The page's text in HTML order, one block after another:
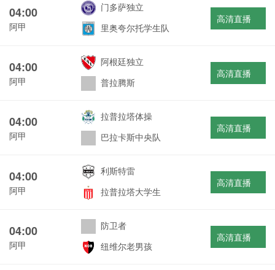
04:00
阿甲
门多萨独立
里奥夸尔托学生队
高清直播
04:00
阿甲
阿根廷独立
普拉腾斯
高清直播
04:00
阿甲
拉普拉塔体操
巴拉卡斯中央队
高清直播
04:00
阿甲
利斯特雷
拉普拉塔大学生
高清直播
04:00
阿甲
防卫者
纽维尔老男孩
高清直播